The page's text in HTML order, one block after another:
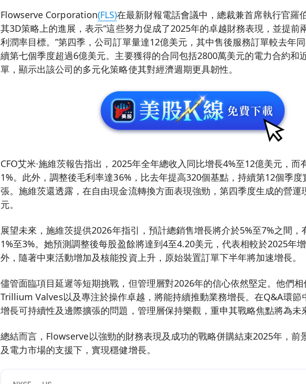
Flowserve Corporation(FLS)在最新財報電話會議中，總裁兼首席執行官羅
其3D策略上的進展，表示“這些努力促成了2025年的卓越財務表現，並提前
利潤率目標。”第四季，公司訂單量達12億美元，其中售後服務訂單較去年
續第七個季度超過6億美元。主要獲得的合同包括2800萬美元的電力合約和
單，顯示出該公司的多元化策略使其對經濟週期更具韌性。
CFO艾米·施維茨報告指出，2025年全年總收入同比增長4%至12億美元，而
1%。此外，調整後毛利率達36%，比去年提高320個基點，持續第12個季
張。施維茨還透露，在自由現金流轉換方面表現強勁，第四季度生成的營運
元。
展望未來，施維茨提供2026年指引，預計總銷售增長將介於5%至7%之間，
1%至3%。她預測調整後每股盈餘將達到4至4.20美元，代表相較於2025年
外，隨著中東活動增加及核能投資上升，原始裝置訂單下半年將加速增長。
儘管面臨項目延遲等短期挑戰，但管理層對2026年的信心依然堅定。他們
Trillium Valves以及專注於操作卓越，將能持續推動業務增長。在Q&A環節
增長可持續性及邊際擴張的問題，管理層保持樂觀，重申其戰略焦點將為未
總結而言，Flowserve以強勁的財務表現及成功的戰略併購結束2025年，前
及電力市場的支援下，實現穩健增長。